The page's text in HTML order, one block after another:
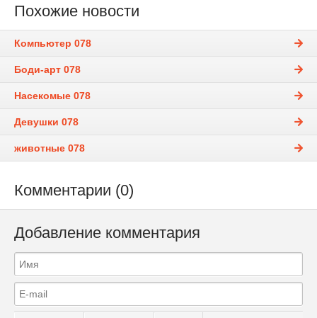
Похожие новости
Компьютер 078
Боди-арт 078
Насекомые 078
Девушки 078
животные 078
Комментарии (0)
Добавление комментария